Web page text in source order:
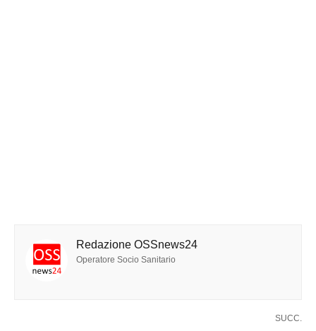
Redazione OSSnews24
Operatore Socio Sanitario
SUCC.